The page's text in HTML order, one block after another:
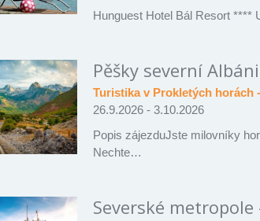
Hunguest Hotel Bál Resort ****
Pěšky severní
Turistika v Prokletých horách
26.9.2026 - 3.10.2026
Popis zájezduJste milovníky
Nechte…
Severské